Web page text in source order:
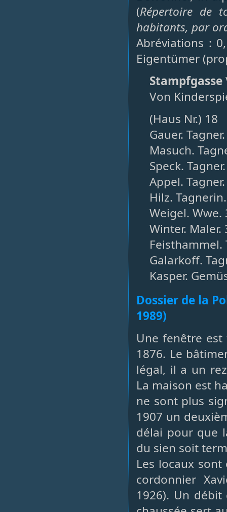
(Répertoire de
habitants, par
Abréviations :
Eigentümer
Stampfgasse
Von
(Haus Nr.) 18
Gauer.
Masuch.
Speck.
Appel.
Hilz.
Weigel. Wwe.
Winter. Maler.
Feisthammel.
Galarkoff.
Kasper.
Dossier de la
1989)
Une fenêtre
1876. Le
légal, il a un
La maison est
ne sont plus
1907 un
délai pour que
du sien soit
Les locaux
cordonnier
1926). Un